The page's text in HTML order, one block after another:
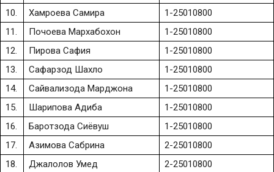
10.
Хамроева Самира
1-25010800
11.
Почоева Мархабохон
1-25010800
12.
Пирова Сафия
1-25010800
13.
Сафарзод Шахло
1-25010800
14.
Сайвализода Марджона
1-25010800
15.
Шарипова Адиба
1-25010800
16.
Баротзода Сиёвуш
1-25010800
17.
Азимова Сабрина
2-25010800
18.
Джалолов Умед
2-25010800